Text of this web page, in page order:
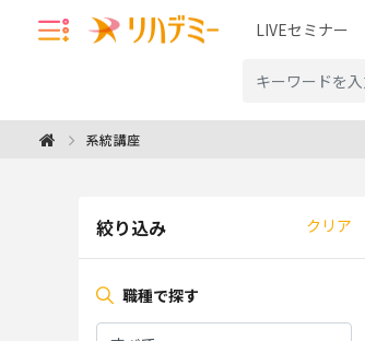
LIVEセミナー
系統講座
絞り込み クリア
職種で探す